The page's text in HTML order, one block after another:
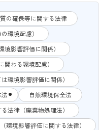
の確保等に関する法律
環境配慮）
影響評価に関係）
わる環境配慮）
環境影響評価に関係）
自然環境保全法
法律（廃棄物処理法）
環境影響評価に関する法律）